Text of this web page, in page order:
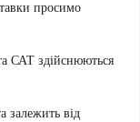
просимо
САТ здійснюються
залежить від